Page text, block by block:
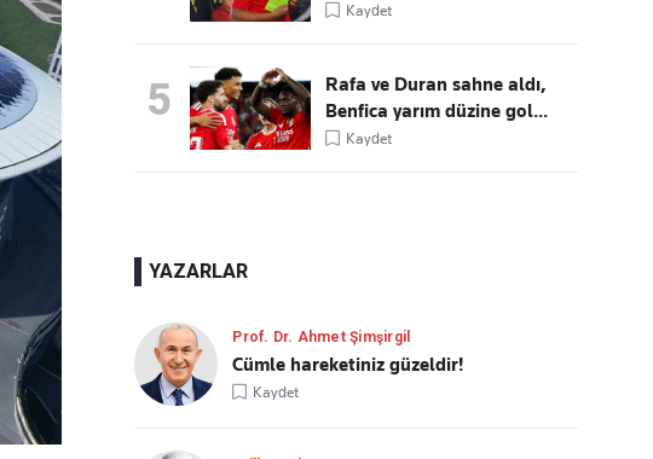
Kaydet
5
Rafa ve Duran sahne aldı,
Benfica yarım düzine gol...
Kaydet
YAZARLAR
Prof. Dr. Ahmet Şimşirgil
Cümle hareketiniz güzeldir!
Kaydet